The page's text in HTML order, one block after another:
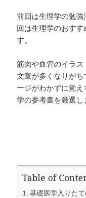
前回は生理学の勉
回は生理学のおす
す。
筋肉や血管のイラ
文章が多くなりが
ージがわかずに覚
学の参考書を厳選し
Table of
基礎医学入りた